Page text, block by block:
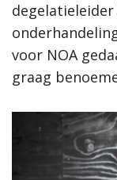
voor NOA
graag